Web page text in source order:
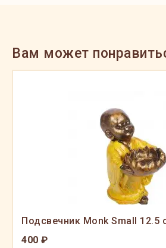
Вам может
Подсвечник Monk Small 12.5
400 ₽